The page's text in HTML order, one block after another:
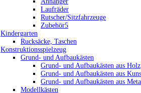
Laufräder
Rutscher/Sitzfahrzeuge
Zubehör5
Kindergarten
Rucksäcke, Taschen
Konstruktionsspielzeug
Grund- und Aufbaukästen
Grund- und Aufbaukästen aus Holz
Grund- und Aufbaukästen aus
Grund- und Aufbaukästen aus
Modellkästen